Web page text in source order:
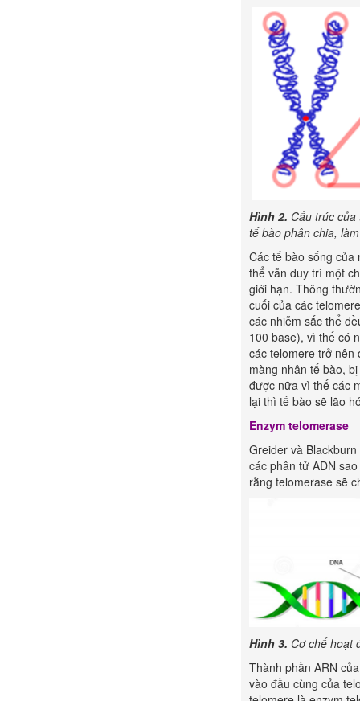
Hình 2. Cấu trúc
tế bào phân chia,
Các tế bào sống
thể vẫn duy trì một
giới hạn. Thông
cuối của các
các nhiễm sắc thể
100 base), vì thế có
các telomere trở nên
màng nhân tế bào,
được nữa vì thế các
lại thì tế bào sẽ lão
Enzym telomerase
Greider và
các phân tử ADN
rằng telomerase sẽ
Hình 3. Cơ chế hoạt
Thành phần ARN
vào đầu cùng của